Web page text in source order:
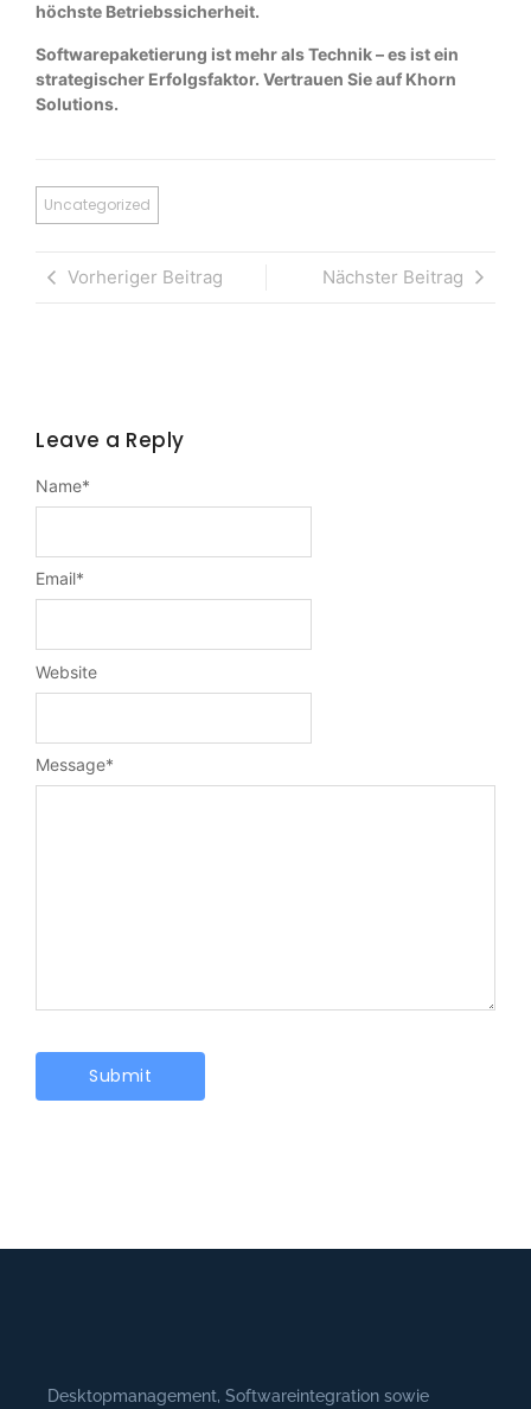
höchste Betriebssicherheit.
Softwarepaketierung ist mehr als Technik – es ist ein
strategischer Erfolgsfaktor. Vertrauen Sie auf Khorn
Solutions.
Uncategorized
Vorheriger Beitrag Nächster Beitrag
Leave a Reply
Message*
Name*
Email*
Website
Desktopmanagement, Softwareintegration sowie